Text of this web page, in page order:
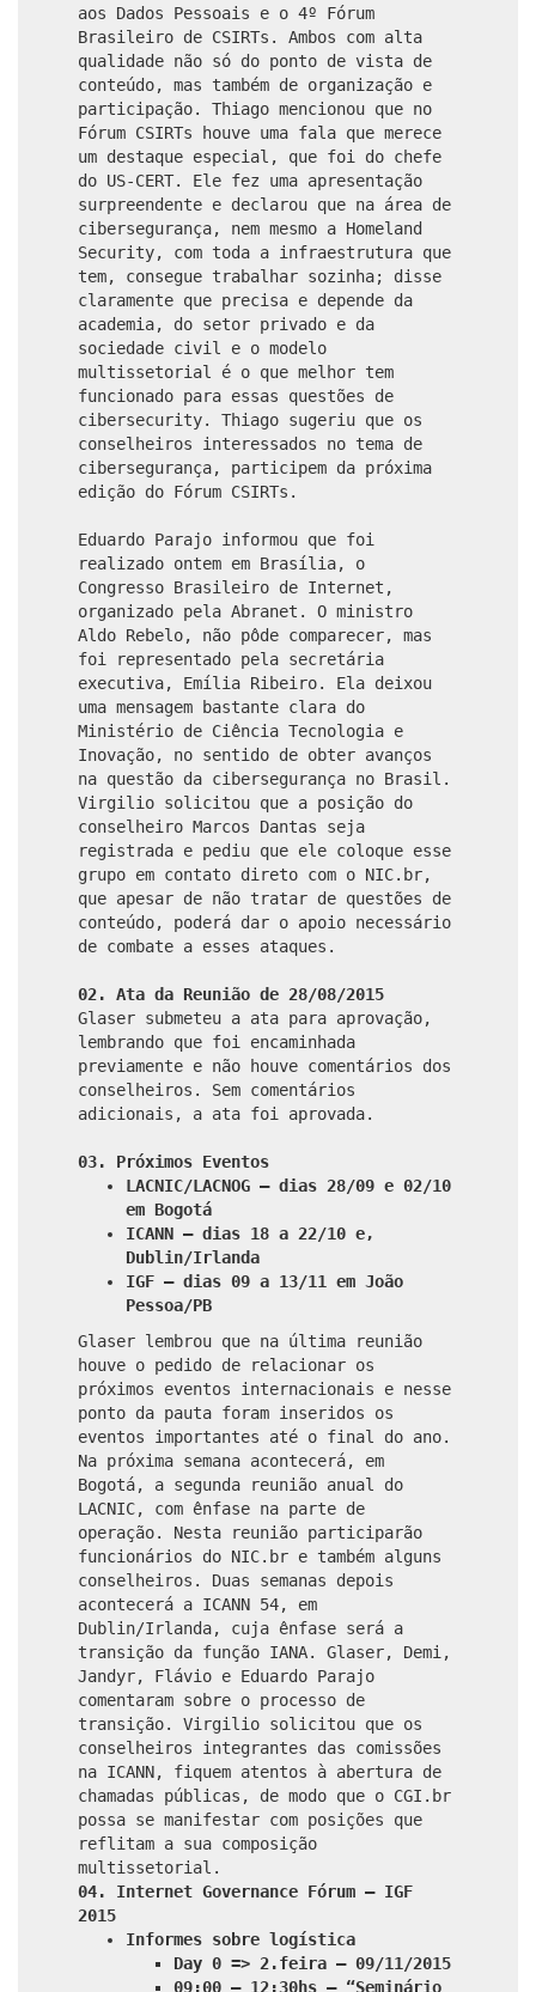
aos Dados Pessoais e o 4º Fórum
Brasileiro de CSIRTs. Ambos com alta
qualidade não só do ponto de vista de
conteúdo, mas também de organização e
participação. Thiago mencionou que no
Fórum CSIRTs houve uma fala que merece
um destaque especial, que foi do chefe
do US-CERT. Ele fez uma apresentação
surpreendente e declarou que na área de
cibersegurança, nem mesmo a Homeland
Security, com toda a infraestrutura que
tem, consegue trabalhar sozinha; disse
claramente que precisa e depende da
academia, do setor privado e da
sociedade civil e o modelo
multissetorial é o que melhor tem
funcionado para essas questões de
cibersecurity. Thiago sugeriu que os
conselheiros interessados no tema de
cibersegurança, participem da próxima
edição do Fórum CSIRTs.
Eduardo Parajo informou que foi
realizado ontem em Brasília, o
Congresso Brasileiro de Internet,
organizado pela Abranet. O ministro
Aldo Rebelo, não pôde comparecer, mas
foi representado pela secretária
executiva, Emília Ribeiro. Ela deixou
uma mensagem bastante clara do
Ministério de Ciência Tecnologia e
Inovação, no sentido de obter avanços
na questão da cibersegurança no Brasil.
Virgilio solicitou que a posição do
conselheiro Marcos Dantas seja
registrada e pediu que ele coloque esse
grupo em contato direto com o NIC.br,
que apesar de não tratar de questões de
conteúdo, poderá dar o apoio necessário
de combate a esses ataques.
02. Ata da Reunião de 28/08/2015
Glaser submeteu a ata para aprovação,
lembrando que foi encaminhada
previamente e não houve comentários dos
conselheiros. Sem comentários
adicionais, a ata foi aprovada.
03. Próximos Eventos
LACNIC/LACNOG – dias 28/09 e 02/10
em Bogotá
ICANN – dias 18 a 22/10 e,
Dublin/Irlanda
IGF – dias 09 a 13/11 em João
Pessoa/PB
Glaser lembrou que na última reunião
houve o pedido de relacionar os
próximos eventos internacionais e nesse
ponto da pauta foram inseridos os
eventos importantes até o final do ano.
Na próxima semana acontecerá, em
Bogotá, a segunda reunião anual do
LACNIC, com ênfase na parte de
operação. Nesta reunião participarão
funcionários do NIC.br e também alguns
conselheiros. Duas semanas depois
acontecerá a ICANN 54, em
Dublin/Irlanda, cuja ênfase será a
transição da função IANA. Glaser, Demi,
Jandyr, Flávio e Eduardo Parajo
comentaram sobre o processo de
transição. Virgilio solicitou que os
conselheiros integrantes das comissões
na ICANN, fiquem atentos à abertura de
chamadas públicas, de modo que o CGI.br
possa se manifestar com posições que
reflitam a sua composição
multissetorial.
04. Internet Governance Fórum – IGF
2015
Informes sobre logística
Day 0 => 2.feira – 09/11/2015
09:00 – 12:30hs – “Seminário